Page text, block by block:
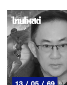
พ.ค.-1 มิ.ย. และเ